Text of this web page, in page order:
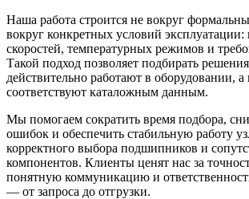
Наша работа строится не вокруг
вокруг конкретных условий эксплуатации:
скоростей, температурных режимов и
Такой подход позволяет подбирать
действительно работают в оборудовании, а
соответствуют каталожным данным.
Мы помогаем сократить время подбора,
ошибок и обеспечить стабильную работу
корректного выбора подшипников и
компонентов. Клиенты ценят нас за
понятную коммуникацию и
— от запроса до отгрузки.